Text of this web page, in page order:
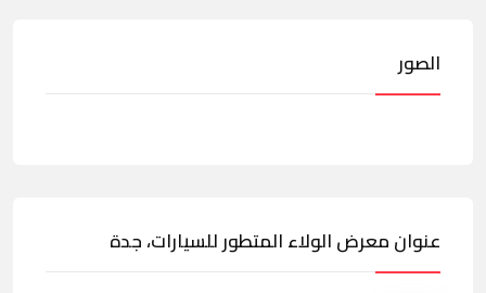
الصور
عنوان معرض الولاء المتطور للسيارات، جدة